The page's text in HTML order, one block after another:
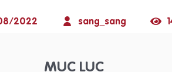
2022 sang_sang
MỤC LỤC